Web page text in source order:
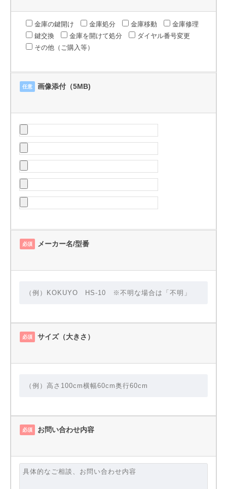
金庫の鍵開け 金庫処分 金庫移動
金庫修理
鍵交換
金庫を開けて処分
ダイヤル番号変更
その他（ご購入等）
任意 画像添付（5MB)
必須 メーカー名/型番
必須 サイズ（大きさ）
必須 お問い合わせ内容